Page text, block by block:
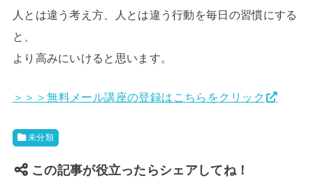
人とは違う考え方、人とは違う行動を毎日の習慣にする
と、
より高みにいけると思います。
＞＞＞無料メール講座の登録はこちらをクリック
未分類
この記事が役立ったらシェアしてね！